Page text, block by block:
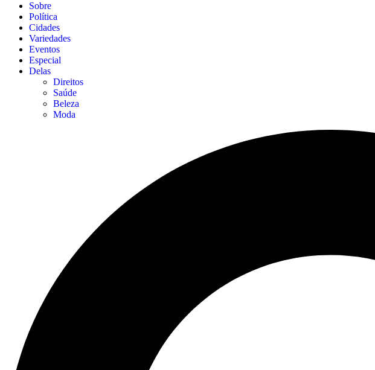
Sobre
Política
Cidades
Variedades
Eventos
Especial
Delas
Direitos
Saúde
Beleza
Moda